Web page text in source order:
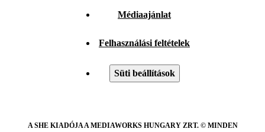
Médiaajánlat
Felhasználási feltételek
Süti beállítások
A SHE KIADÓJA A MEDIAWORKS HUNGARY ZRT. © MINDEN